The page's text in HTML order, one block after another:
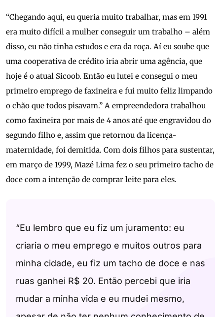
“Chegando aqui, eu queria muito trabalhar, mas em 1991
era muito difícil a mulher conseguir um trabalho – além
disso, eu não tinha estudos e era da roça. Aí eu soube que
uma cooperativa de crédito iria abrir uma agência, que
hoje é o atual Sicoob. Então eu lutei e consegui o meu
primeiro emprego de faxineira e fui muito feliz limpando
o chão que todos pisavam.” A empreendedora trabalhou
como faxineira por mais de 4 anos até que engravidou do
segundo filho e, assim que retornou da licença-
maternidade, foi demitida. Com dois filhos para sustentar,
em março de 1999, Mazé Lima fez o seu primeiro tacho de
doce com a intenção de comprar leite para eles.
“Eu lembro que eu fiz um juramento: eu
criaria o meu emprego e muitos outros para
minha cidade, eu fiz um tacho de doce e nas
ruas ganhei R$ 20. Então percebi que iria
mudar a minha vida e eu mudei mesmo,